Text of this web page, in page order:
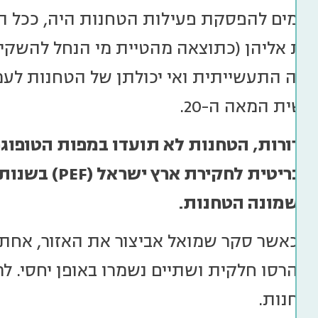
הגורמים להפסקת פעילות הטחנות היה,
אליהן (כתוצאה מהטיית מי הנחל
התעשייתית ואי יכולתן של הטחנות
המאה ה-20.
ברורות, הטחנות לא תועדו במפות
הבריטית לחקירת ארץ ישראל (PEF
שמונה הטחנות.
בשנות ה-50, כאשר סקר שמואל אביצור את
חלקית ושתיים נשמרו באופן יחסי.